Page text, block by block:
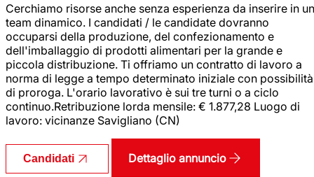
Cerchiamo risorse anche senza esperienza da inserire in un
team dinamico. I candidati / le candidate dovranno
occuparsi della produzione, del confezionamento e
dell'imballaggio di prodotti alimentari per la grande e
piccola distribuzione. Ti offriamo un contratto di lavoro a
norma di legge a tempo determinato iniziale con possibilità
di proroga. L'orario lavorativo è sui tre turni o a ciclo
continuo.Retribuzione lorda mensile: € 1.877,28 Luogo di
lavoro: vicinanze Savigliano (CN)
Candidati Dettaglio annuncio